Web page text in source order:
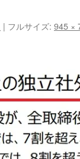
| フルサイズ: 945 ×